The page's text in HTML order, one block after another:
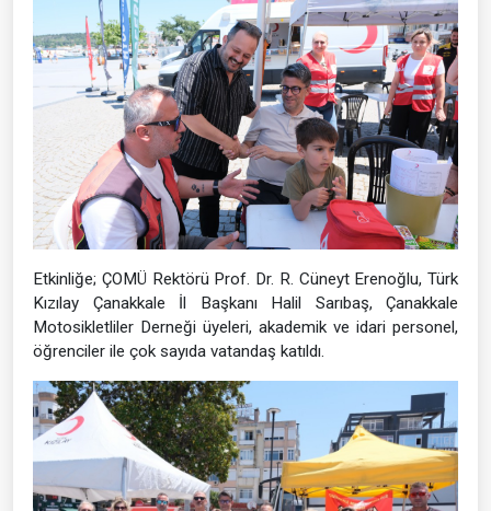
Etkinliğe; ÇOMÜ Rektörü Prof. Dr. R. Cüneyt Erenoğlu, Türk
Kızılay Çanakkale İl Başkanı Halil Sarıbaş, Çanakkale
Motosikletliler Derneği üyeleri, akademik ve idari personel,
öğrenciler ile çok sayıda vatandaş katıldı.